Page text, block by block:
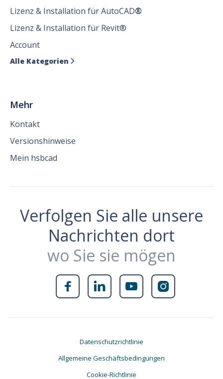
Lizenz & Installation für AutoCAD®
Lizenz & Installation für Revit®
Account
Alle Kategorien 
Mehr
Kontakt
Versionshinweise
Mein hsbcad
Verfolgen Sie alle unsere
Nachrichten dort
wo Sie sie mögen
   
Datenschutzrichtlinie
Allgemeine Geschäftsbedingungen
Cookie-Richtlinie